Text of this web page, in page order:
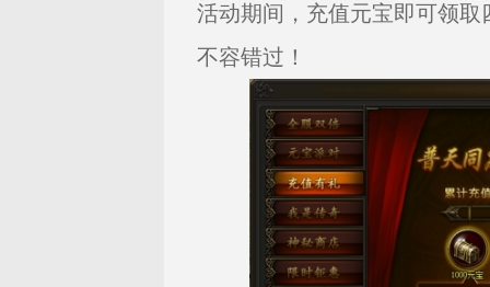
活动期间，充值元宝即可领
不容错过！